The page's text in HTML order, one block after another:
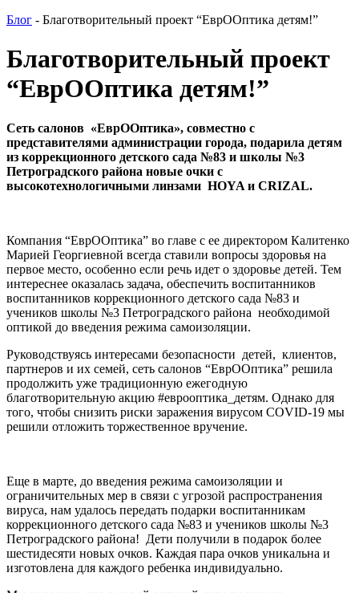
Блог - Благотворительный проект “ЕврООптика детям!”
Благотворительный проект
“ЕврООптика детям!”
Сеть салонов «ЕврООптика», совместно с
представителями администрации города, подарила детям
из коррекционного детского сада №83 и школы №3
Петроградского района новые очки с
высокотехнологичными линзами HOYA и CRIZAL.
Компания “ЕврООптика” во главе с ее директором Калитенко
Марией Георгиевной всегда ставили вопросы здоровья на
первое место, особенно если речь идет о здоровье детей. Тем
интереснее оказалась задача, обеспечить воспитанников
воспитанников коррекционного детского сада №83 и
учеников школы №3 Петроградского района необходимой
оптикой до введения режима самоизоляции.
Руководствуясь интересами безопасности детей, клиентов,
партнеров и их семей, сеть салонов “ЕврООптика” решила
продолжить уже традиционную ежегодную
благотворительную акцию #еврооптика_детям. Однако для
того, чтобы снизить риски заражения вирусом COVID-19 мы
решили отложить торжественное вручение.
Еще в марте, до введения режима самоизоляции и
ограничительных мер в связи с угрозой распространения
вируса, нам удалось передать подарки воспитанникам
коррекционного детского сада №83 и учеников школы №3
Петроградского района! Дети получили в подарок более
шестидесяти новых очков. Каждая пара очков уникальна и
изготовлена для каждого ребенка индивидуально.